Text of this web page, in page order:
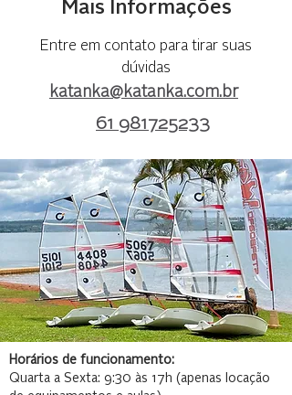
Mais Informações
Entre em contato para tirar suas
dúvidas
katanka@katanka.com.br
61 981725233
Horários de funcionamento:
Quarta a Sexta: 9:30 às 17h (apenas locação